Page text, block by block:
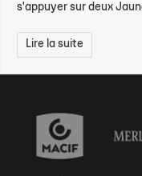
s'appuyer sur deux
Lire la suite